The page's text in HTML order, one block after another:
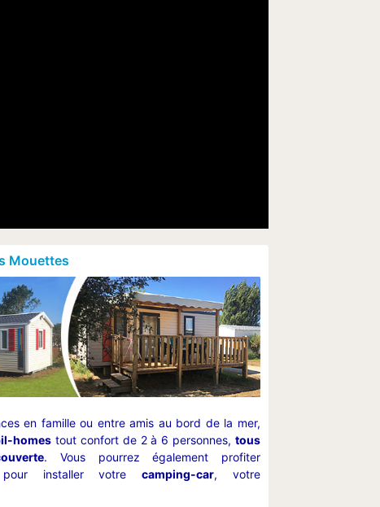
Mouettes
en famille ou entre amis au bord de la mer,
homes tout confort de 2 à 6 personnes,tous
. Vous pourrez également profiter
installer votrecamping-car, votre